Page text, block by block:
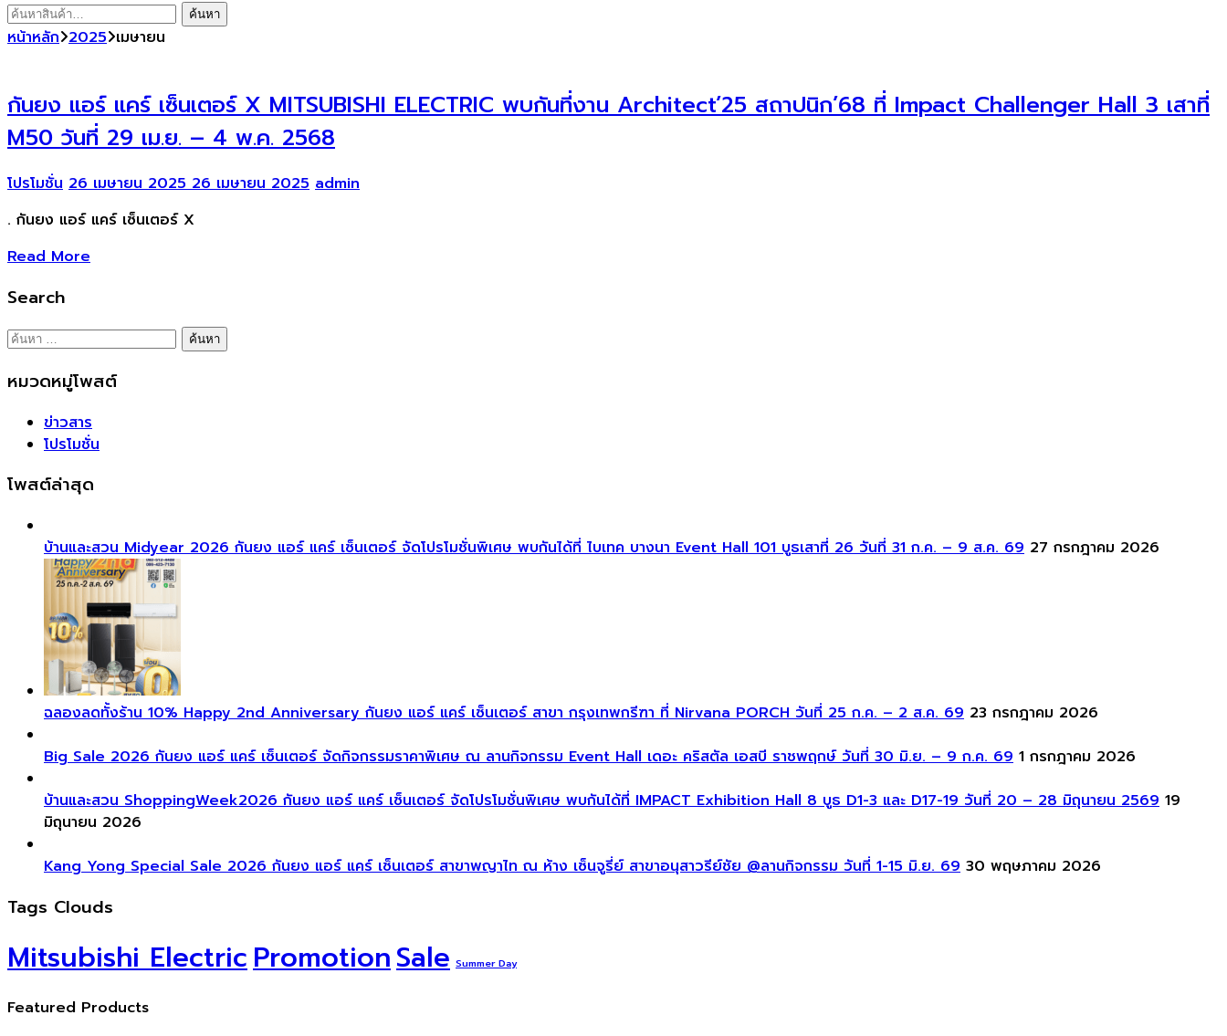
ค้นหา: ค้นหา
หน้าหลัก 2025 เมษายน
กันยง แอร์ แคร์ เซ็นเตอร์ X MITSUBISHI ELECTRIC พบกันที่งาน Architect’25 สถาปนิก’68 ที่ Impact Challenger Hall 3 เสาที่
M50 วันที่ 29 เม.ย. – 4 พ.ค. 2568
โปรโมชั่น 26 เมษายน 2025 26 เมษายน 2025 admin
. กันยง แอร์ แคร์ เซ็นเตอร์ X
Read More
Search
ค้นหา
หมวดหมู่โพสต์
ข่าวสาร
โปรโมชั่น
โพสต์ล่าสุด
บ้านและสวน Midyear 2026 กันยง แอร์ แคร์ เซ็นเตอร์ จัดโปรโมชั่นพิเศษ พบกันได้ที่ ไบเทค บางนา Event Hall 101 บูธเสาที่ 26 วันที่ 31 ก.ค. – 9 ส.ค. 69 27 กรกฎาคม 2026
ฉลองลดทั้งร้าน 10% Happy 2nd Anniversary กันยง แอร์ แคร์ เซ็นเตอร์ สาขา กรุงเทพกรีฑา ที่ Nirvana PORCH วันที่ 25 ก.ค. – 2 ส.ค. 69 23 กรกฎาคม 2026
Big Sale 2026 กันยง แอร์ แคร์ เซ็นเตอร์ จัดกิจกรรมราคาพิเศษ ณ ลานกิจกรรม Event Hall เดอะ คริสตัล เอสบี ราชพฤกษ์ วันที่ 30 มิ.ย. – 9 ก.ค. 69 1 กรกฎาคม 2026
บ้านและสวน ShoppingWeek2026 กันยง แอร์ แคร์ เซ็นเตอร์ จัดโปรโมชั่นพิเศษ พบกันได้ที่ IMPACT Exhibition Hall 8 บูธ D1-3 และ D17-19 วันที่ 20 – 28 มิถุนายน 2569 19
มิถุนายน 2026
Kang Yong Special Sale 2026 กันยง แอร์ แคร์ เซ็นเตอร์ สาขาพญาไท ณ ห้าง เซ็นจูรี่ย์ สาขาอนุสาวรีย์ชัย @ลานกิจกรรม วันที่ 1-15 มิ.ย. 69 30 พฤษภาคม 2026
Tags Clouds
Mitsubishi Electric PromotionSale Summer Day
Featured Products